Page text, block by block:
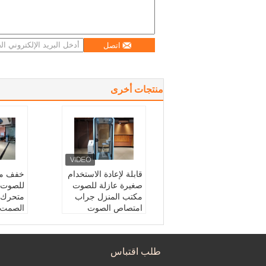
اتصل
منتجات أخرى
خفف
للصوت
الصمت
قابلة لإعادة الاستخدام
صغيرة عازلة للصوت
مكتب المنزل جراب
امتصاص الصوت
المزايا:قابلة لإعادة الاطلب اقتباس